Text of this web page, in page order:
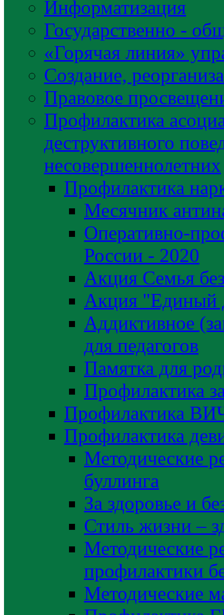
Информатизация
Государственно -
«Горячая линия»
Создание,
Правовое
Профилактика
деструктивного
несовершеннолетних
Профилактика
Месячник
Оперативно-
России - 2020
Акция Семья
Акция "Единый
Аддиктивное
для педагогов
Памятка для
Профилактика
Профилактика
Профилактика
Методические
буллинга
За здоровье и
Стиль жизни –
Методические
профилактики
Методические